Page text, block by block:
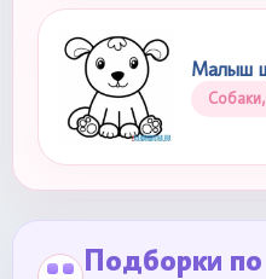
Малыш
Подборки